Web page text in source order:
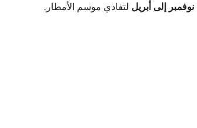
نوفمبر إلى أبريل لتفادي موسم الأمطار.